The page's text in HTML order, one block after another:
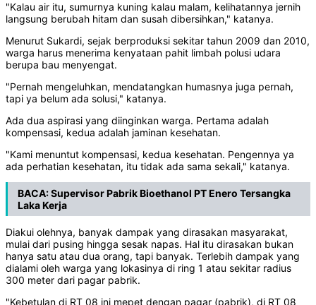
"Kalau air itu, sumurnya kuning kalau malam, kelihatannya jernih
langsung berubah hitam dan susah dibersihkan," katanya.
Menurut Sukardi, sejak berproduksi sekitar tahun 2009 dan 2010,
warga harus menerima kenyataan pahit limbah polusi udara
berupa bau menyengat.
"Pernah mengeluhkan, mendatangkan humasnya juga pernah,
tapi ya belum ada solusi," katanya.
Ada dua aspirasi yang diinginkan warga. Pertama adalah
kompensasi, kedua adalah jaminan kesehatan.
"Kami menuntut kompensasi, kedua kesehatan. Pengennya ya
ada perhatian kesehatan, itu tidak ada sama sekali," katanya.
BACA:Supervisor Pabrik Bioethanol PT Enero Tersangka
Laka Kerja
Diakui olehnya, banyak dampak yang dirasakan masyarakat,
mulai dari pusing hingga sesak napas. Hal itu dirasakan bukan
hanya satu atau dua orang, tapi banyak. Terlebih dampak yang
dialami oleh warga yang lokasinya di ring 1 atau sekitar radius
300 meter dari pagar pabrik.
"Kebetulan di RT 08 ini mepet dengan pagar (pabrik), di RT 08